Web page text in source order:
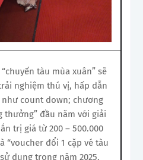
tàu mùa xuân” sẽ
nghiệm thú vị, hấp dẫn
count down; chương
thưởng” đầu năm với giải
trị giá từ 200 – 500.000
“voucher đổi 1 cặp vé tàu
dụng trong năm 2025.